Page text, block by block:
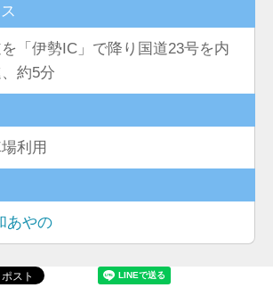
「伊勢IC」で降り国道23号を内
約5分
利用
あやの